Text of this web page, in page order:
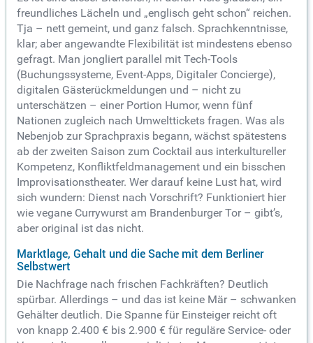
freundliches Lächeln und „englisch geht schon“ reichen.
Tja – nett gemeint, und ganz falsch. Sprachkenntnisse,
klar; aber angewandte Flexibilität ist mindestens ebenso
gefragt. Man jongliert parallel mit Tech-Tools
(Buchungssysteme, Event-Apps, Digitaler Concierge),
digitalen Gästerückmeldungen und – nicht zu
unterschätzen – einer Portion Humor, wenn fünf
Nationen zugleich nach Umwelttickets fragen. Was als
Nebenjob zur Sprachpraxis begann, wächst spätestens
ab der zweiten Saison zum Cocktail aus interkultureller
Kompetenz, Konfliktfeldmanagement und ein bisschen
Improvisationstheater. Wer darauf keine Lust hat, wird
sich wundern: Dienst nach Vorschrift? Funktioniert hier
wie vegane Currywurst am Brandenburger Tor – gibt’s,
aber original ist das nicht.
Marktlage, Gehalt und die Sache mit dem Berliner
Selbstwert
Die Nachfrage nach frischen Fachkräften? Deutlich
spürbar. Allerdings – und das ist keine Mär – schwanken
Gehälter deutlich. Die Spanne für Einsteiger reicht oft
von knapp 2.400 € bis 2.900 € für reguläre Service- oder